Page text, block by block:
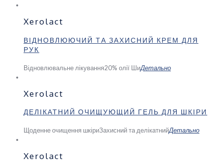
Xerolact
ВІДНОВЛЮЮЧИЙ ТА ЗАХИСНИЙ КРЕМ ДЛЯ
РУК
Відновлювальне лікування20% олії ШиДетально
Xerolact
ДЕЛІКАТНИЙ ОЧИЩУЮЩИЙ ГЕЛЬ ДЛЯ ШКІРИ
Щоденне очищення шкіриЗахисний та делікатнийДетально
Xerolact